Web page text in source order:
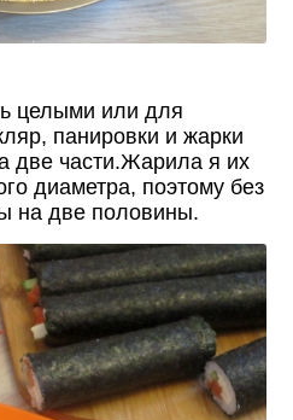
целыми или для
панировки и жарки
две части.Жарила я их
диаметра, поэтому без
на две половины.